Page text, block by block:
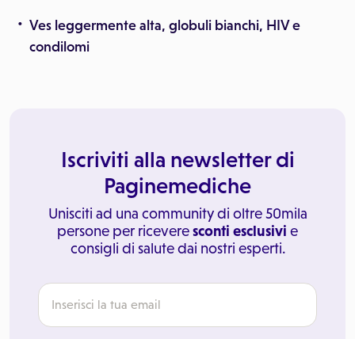
Ves leggermente alta, globuli bianchi, HIV e
condilomi
Iscriviti alla newsletter di
Paginemediche
Unisciti ad una community di oltre 50mila
persone per riceveresconti esclusivi e
consigli di salute dai nostri esperti.